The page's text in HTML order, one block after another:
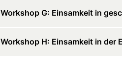
Workshop G: Einsamkeit in
Workshop H: Einsamkeit in der